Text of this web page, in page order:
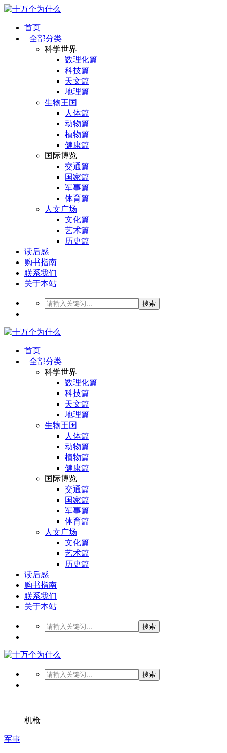
首页
全部分类
科学世界
数理化篇
科技篇
天文篇
地理篇
生物王国
人体篇
动物篇
植物篇
健康篇
国际博览
交通篇
国家篇
军事篇
体育篇
人文广场
文化篇
艺术篇
历史篇
读后感
购书指南
联系我们
关于本站
搜索
首页
全部分类
科学世界
数理化篇
科技篇
天文篇
地理篇
生物王国
人体篇
动物篇
植物篇
健康篇
国际博览
交通篇
国家篇
军事篇
体育篇
人文广场
文化篇
艺术篇
历史篇
读后感
购书指南
联系我们
关于本站
搜索
搜索
机枪
军事